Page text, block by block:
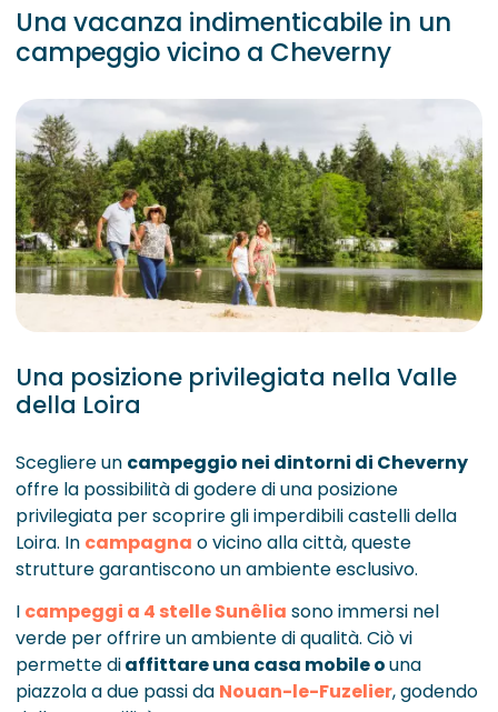
Una vacanza indimenticabile in un
campeggio vicino a Cheverny
Una posizione privilegiata nella Valle
della Loira
Scegliere un campeggio nei dintorni di Cheverny
offre la possibilità di godere di una posizione
privilegiata per scoprire gli imperdibili castelli della
Loira. In campagna o vicino alla città, queste
strutture garantiscono un ambiente esclusivo.
I campeggi a 4 stelle Sunêlia sono immersi nel
verde per offrire un ambiente di qualità. Ciò vi
permette diaffittare una casa mobile ouna
piazzola a due passi da Nouan-le-Fuzelier, godendo